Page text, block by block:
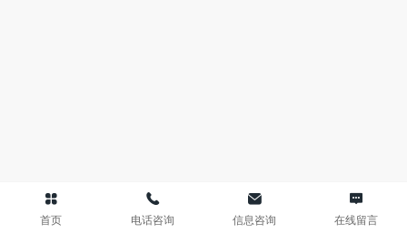
首页 电话咨询 信息咨询 在线留言